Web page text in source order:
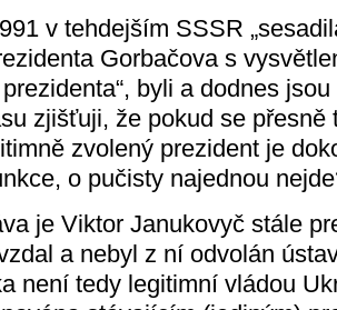
v tehdejším SSSR
Gorbačova s
byli a dodnes
zjišťuji, že pokud se přesně
zvolený prezident je
o pučisty najednou
je Viktor Janukovyč stále
a nebyl z ní odvolán
není tedy legitimní vládou